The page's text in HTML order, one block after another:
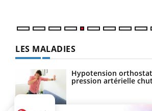
LES MALADIES
Hypotension
pression artérielle